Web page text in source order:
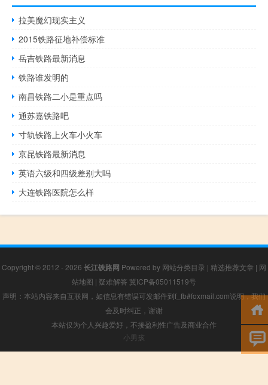
拉美魔幻现实主义
2015铁路征地补偿标准
岳吉铁路最新消息
铁路谁发明的
南昌铁路二小是重点吗
通苏嘉铁路吧
寸轨铁路上火车小火车
京昆铁路最新消息
英语六级和四级差别大吗
大连铁路医院怎么样
Copyright © 2012 - 2026 长江铁路网 Powered by 网站分类目录 | 精选推荐文章 | 网
站地图 | 疑难解答 冀ICP备05011519号
声明：本站内容来自互联网，如信息有错误可发邮件到f_fb#foxmail.com说明，我们
会及时纠正，谢谢
本站仅为个人兴趣爱好，不接盈利性广告及商业合作
小男孩